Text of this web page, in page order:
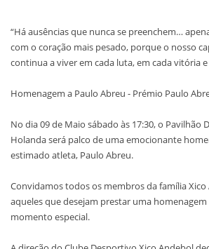
“Há ausências que nunca se preenchem…
com o coração mais pesado, porque o nosso
continua a viver em cada luta, em cada vitória
Homenagem a Paulo Abreu - Prémio Paulo
No dia 09 de Maio sábado às 17:30, o Pavilhão
Holanda será palco de uma emocionante
estimado atleta, Paulo Abreu.
Convidamos todos os membros da família
aqueles que desejam prestar uma
momento especial.